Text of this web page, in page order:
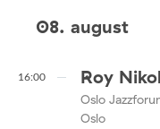
08. august
16:00 Roy
Oslo
Oslo